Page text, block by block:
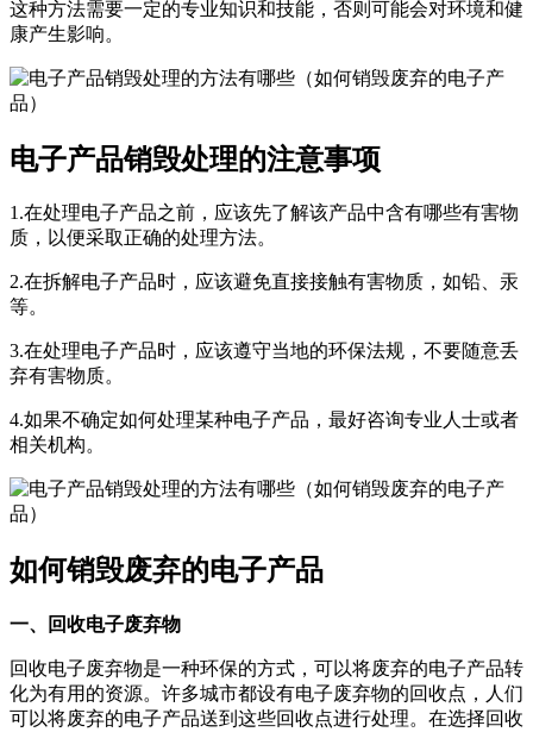
这种方法需要一定的专业知识和技能，否则可能会对环境和健
康产生影响。
电子产品销毁处理的注意事项
1.在处理电子产品之前，应该先了解该产品中含有哪些有害物
质，以便采取正确的处理方法。
2.在拆解电子产品时，应该避免直接接触有害物质，如铅、汞
等。
3.在处理电子产品时，应该遵守当地的环保法规，不要随意丢
弃有害物质。
4.如果不确定如何处理某种电子产品，最好咨询专业人士或者
相关机构。
如何销毁废弃的电子产品
一、回收电子废弃物
回收电子废弃物是一种环保的方式，可以将废弃的电子产品转
化为有用的资源。许多城市都设有电子废弃物的回收点，人们
可以将废弃的电子产品送到这些回收点进行处理。在选择回收